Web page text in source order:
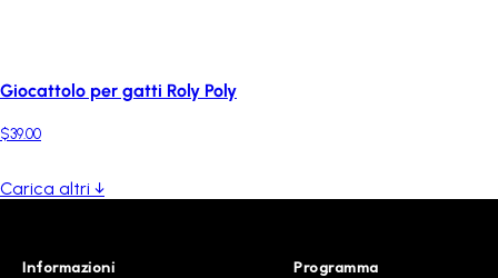
Giocattolo per gatti Roly Poly
$39.00
Carica altri ↓
Informazioni Programma